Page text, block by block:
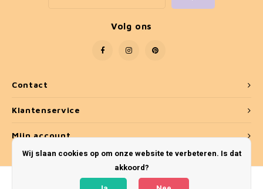
Contact
Volg ons
Klantenservice
Mijn account
Wij slaan cookies op om onze website te verbeteren. Is dat
akkoord?